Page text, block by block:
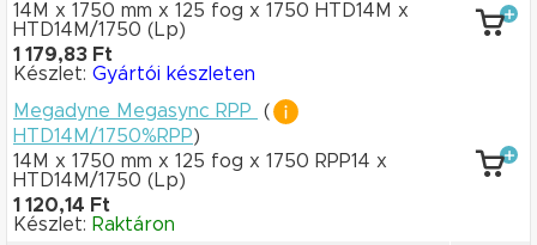
14M x 1750 mm x 125 fog x 1750 HTD14M x
HTD14M/1750 (Lp)
1 179,83 Ft
Készlet: Gyártói készleten
Megadyne Megasync RPP
(
HTD14M/1750%RPP)
14M x 1750 mm x 125 fog x 1750 RPP14 x
HTD14M/1750 (Lp)
1 120,14 Ft
Készlet: Raktáron